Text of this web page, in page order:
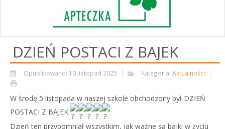
DZIEŃ POSTACI Z BAJEK
Opublikowano: 10 listopad 2025 Kategoria: Aktualności
W środę 5 listopada w naszej szkole obchodzony był DZIEŃ
POSTACI Z BAJEK.
Dzień ten przypomniał wszystkim, jak ważne są bajki w życiu